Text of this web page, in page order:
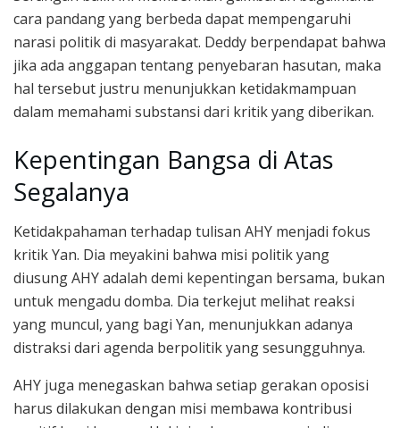
cara pandang yang berbeda dapat mempengaruhi
narasi politik di masyarakat. Deddy berpendapat bahwa
jika ada anggapan tentang penyebaran hasutan, maka
hal tersebut justru menunjukkan ketidakmampuan
dalam memahami substansi dari kritik yang diberikan.
Kepentingan Bangsa di Atas
Segalanya
Ketidakpahaman terhadap tulisan AHY menjadi fokus
kritik Yan. Dia meyakini bahwa misi politik yang
diusung AHY adalah demi kepentingan bersama, bukan
untuk mengadu domba. Dia terkejut melihat reaksi
yang muncul, yang bagi Yan, menunjukkan adanya
distraksi dari agenda berpolitik yang sesungguhnya.
AHY juga menegaskan bahwa setiap gerakan oposisi
harus dilakukan dengan misi membawa kontribusi